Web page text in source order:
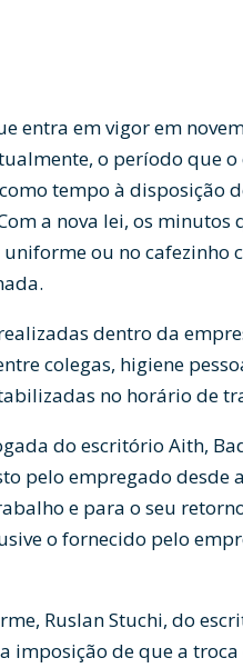
entra em vigor em
o período que
tempo à disposição
a nova lei, os
ou no cafezinho
dentro da
colegas, higiene
no horário de
do escritório Aith,
pelo empregado desde
e para o seu
o fornecido pelo
Ruslan Stuchi, do
imposição de que a